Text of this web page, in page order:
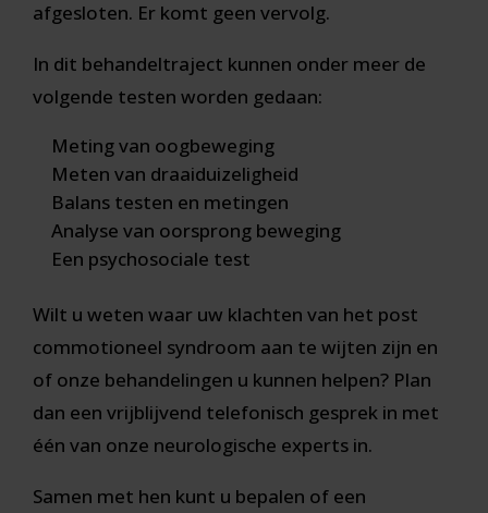
afgesloten. Er komt geen vervolg.
In dit behandeltraject kunnen onder meer de
volgende testen worden gedaan:
Meting van oogbeweging
Meten van draaiduizeligheid
Balans testen en metingen
Analyse van oorsprong beweging
Een psychosociale test
Wilt u weten waar uw klachten van het post
commotioneel syndroom aan te wijten zijn en
of onze behandelingen u kunnen helpen? Plan
dan een vrijblijvend telefonisch gesprek in met
één van onze neurologische experts in.
Samen met hen kunt u bepalen of een